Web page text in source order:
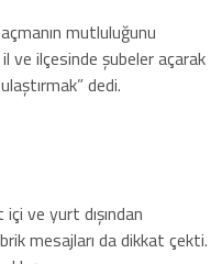
mutluluğunu
ve ilçesinde şubeler açarak
dedi.
ve yurt dışından
mesajları da dikkat çekti.